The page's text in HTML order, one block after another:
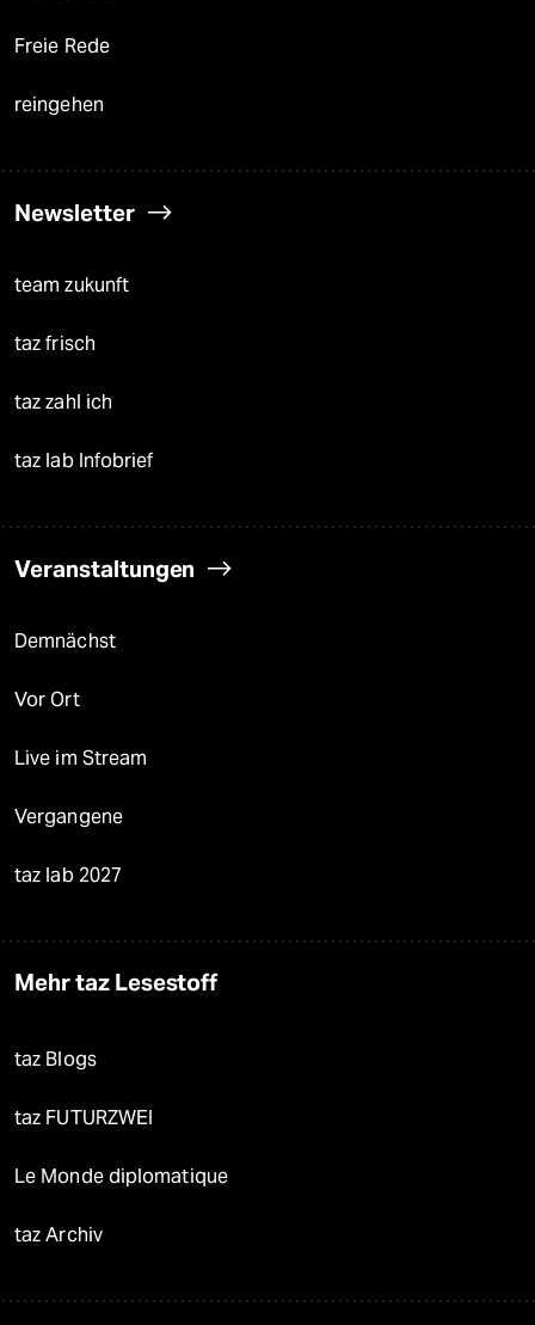
Freie Rede
reingehen
Newsletter
team zukunft
taz frisch
taz zahl ich
taz lab Infobrief
Veranstaltungen
Demnächst
Vor Ort
Live im Stream
Vergangene
taz lab 2027
Mehr taz Lesestoff
taz Blogs
taz FUTURZWEI
Le Monde diplomatique
taz Archiv